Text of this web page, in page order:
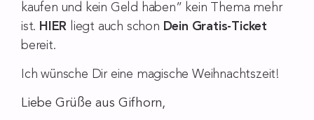
kaufen und kein Geld haben” kein Thema mehr
ist. HIER liegt auch schon Dein Gratis-Ticket
bereit.
Ich wünsche Dir eine magische Weihnachtszeit!
Liebe Grüße aus Gifhorn,